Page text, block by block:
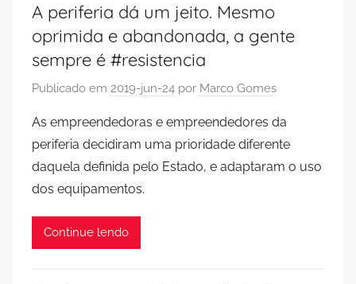
A periferia dá um jeito. Mesmo
oprimida e abandonada, a gente
sempre é #resistencia
Publicado em 2019-jun-24 por Marco Gomes
As empreendedoras e empreendedores da
periferia decidiram uma prioridade diferente
daquela definida pelo Estado, e adaptaram o uso
dos equipamentos.
Continue lendo